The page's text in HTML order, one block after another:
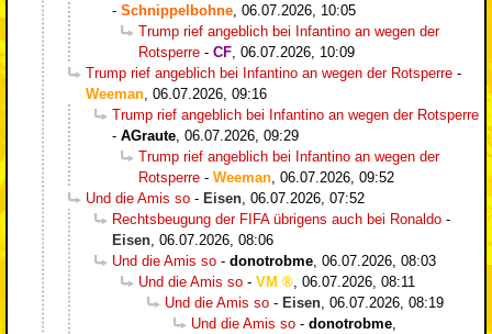
- Schnippelbohne, 06.07.2026, 10:05
Trump rief angeblich bei Infantino an wegen der
Rotsperre - CF, 06.07.2026, 10:09
Trump rief angeblich bei Infantino an wegen der Rotsperre -
Weeman, 06.07.2026, 09:16
Trump rief angeblich bei Infantino an wegen der Rotsperre
- AGraute, 06.07.2026, 09:29
Trump rief angeblich bei Infantino an wegen der
Rotsperre - Weeman, 06.07.2026, 09:52
Und die Amis so - Eisen, 06.07.2026, 07:52
Rechtsbeugung der FIFA übrigens auch bei Ronaldo -
Eisen, 06.07.2026, 08:06
Und die Amis so - donotrobme, 06.07.2026, 08:03
Und die Amis so - VM , 06.07.2026, 08:11
Und die Amis so - Eisen, 06.07.2026, 08:19
Und die Amis so - donotrobme,